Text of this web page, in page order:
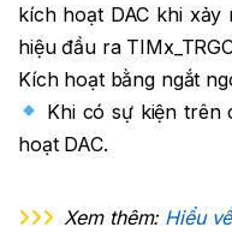
kích hoạt DAC khi xảy
hiệu đầu ra
Kích hoạt bằng ngắt
Khi có sự kiện trên
hoạt DAC.
Xem thêm: Hiểu